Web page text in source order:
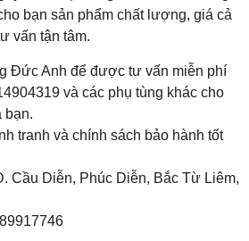
bạn sản phẩm chất lượng, giá cả
vấn tận tâm.
Đức Anh để được tư vấn miễn phí
và các phụ tùng khác cho
bạn.
tranh và chính sách bảo hành tốt
Cầu Diễn, Phúc Diễn, Bắc Từ Liêm,